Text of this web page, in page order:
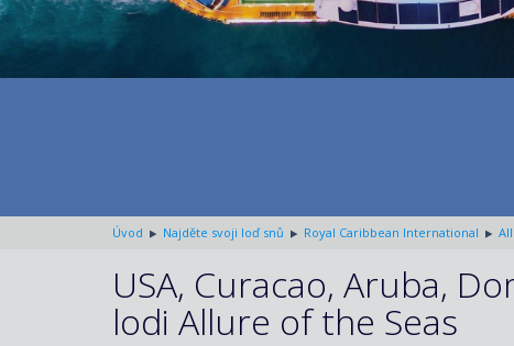
Úvod Najděte svoji loď snů Royal Caribbean International
USA, Curacao, Aruba,
lodi Allure of the Seas